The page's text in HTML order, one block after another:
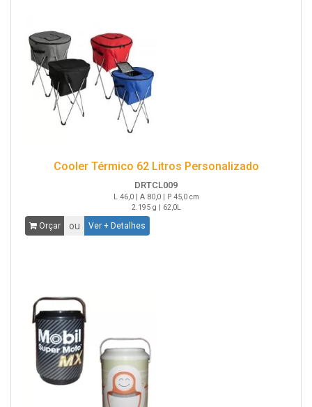
Cooler Térmico 62 Litros Personalizado
DRTCL009
L 46,0 | A 80,0 | P 45,0 cm
2.195 g | 62,0L
Orçar ou Ver + Detalhes